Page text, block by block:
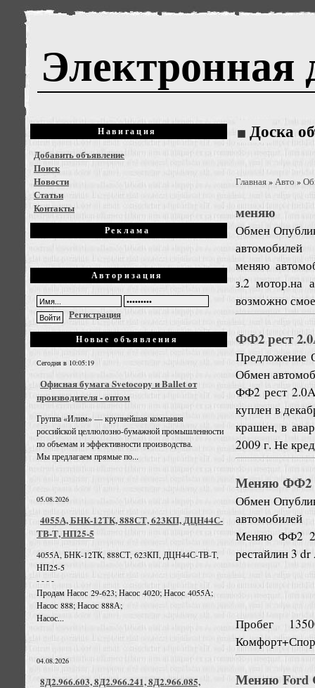
Электронная
Навигация
Добавить объявление
Поиск
Новости
Статьи
Контакты
Реклама
Авторизация
Регистрация
Новые объявления
Сегодня в 10:05:19
Офисная бумага Svetocopy и Ballet от
производителя - оптом
Группа «Илим» — крупнейшая компания
российской целлюлозно-бумажной промышленности
по объемам и эффективности производства.
Мы предлагаем прямые по...
05.08.2026
4055А, БНК-12ТК, 888СТ, 623КП, ДЦН44С-
ТВ-Т, НП25-5
4055А, БНК-12ТК, 888СТ, 623КП, ДЦН44С-ТВ-Т,
НП25-5
- - - -
Продам Насос 29-623; Насос 4020; Насос 4055А;
Насос 888; Насос 888А;
Насос...
04.08.2026
8Д2.966.603, 8Д2.966.241, 8Д2.966.085,
Доска
Главная»Авто »
меняю
Обмен
автомобилей
меняю
з.2 мотор.на
возможно
ФФ2 рест
Предложение
Обмен
ФФ2 рест
куплен в
крашен, в
2009 г. Не
Меняю ФФ2
Обмен
автомобилей
Меняю ФФ2
рестайлин 3
Пробег
Меняю Ford